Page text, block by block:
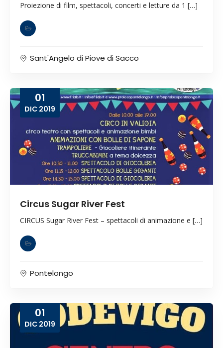
Proiezione di film, spettacoli, concerti e letture da 1 […]
Sant'Angelo di Piove di Sacco
01
DIC 2019
Circus Sugar River Fest
CIRCUS Sugar River Fest – spettacoli di animazione e […]
Pontelongo
01
DIC 2019